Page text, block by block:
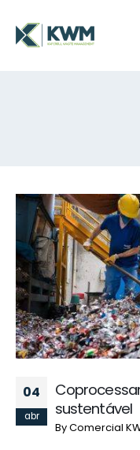
04
abr
sustentável
ByComercial